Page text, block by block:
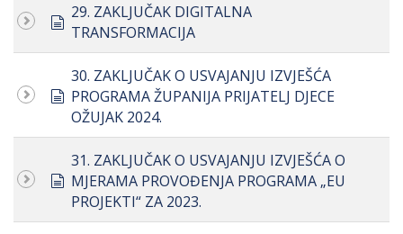
document
29. ZAKLJUČAK DIGITALNA
TRANSFORMACIJA
document
30. ZAKLJUČAK O USVAJANJU IZVJEŠĆA
PROGRAMA ŽUPANIJA PRIJATELJ DJECE
OŽUJAK 2024.
document
31. ZAKLJUČAK O USVAJANJU IZVJEŠĆA O
MJERAMA PROVOĐENJA PROGRAMA „EU
PROJEKTI“ ZA 2023.